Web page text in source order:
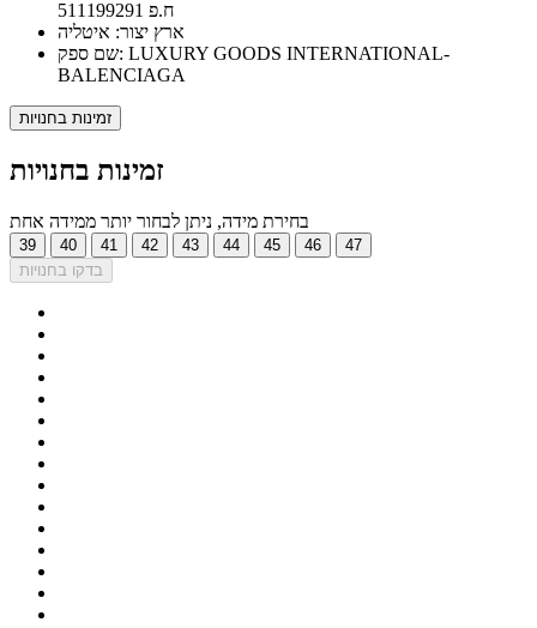
ח.פ 511199291
ארץ יצור: איטליה
שם ספק: LUXURY GOODS INTERNATIONAL-
BALENCIAGA
זמינות בחנויות
זמינות בחנויות
בחירת מידה, ניתן לבחור יותר ממידה אחת
39 40 41 42 43 44 45 46
47
בדקו בחנויות